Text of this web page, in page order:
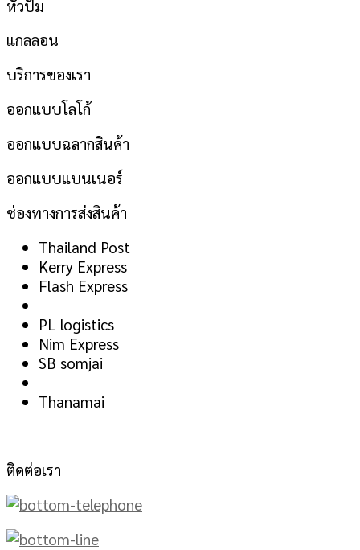
หัวปั้ม
แกลลอน
บริการของเรา
ออกแบบโลโก้
ออกแบบฉลากสินค้า
ออกแบบแบนเนอร์
ช่องทางการส่งสินค้า
Thailand Post
Kerry Express
Flash Express
PL logistics
Nim Express
SB somjai
Thanamai
ติดต่อเรา